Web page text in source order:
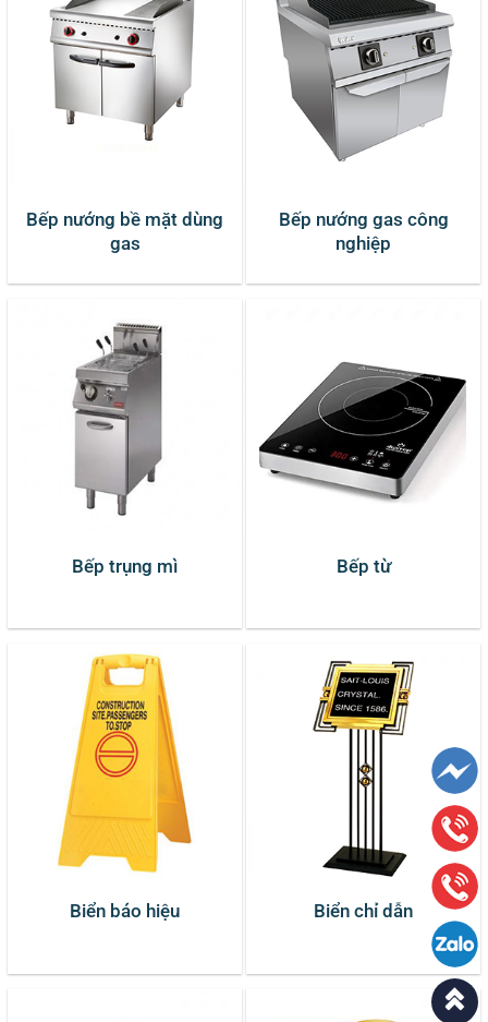
Bếp nướng bề mặt dùng
gas
Bếp nướng gas công
nghiệp
Bếp trụng mì Bếp từ
Biển báo hiệu Biển chỉ dẫn